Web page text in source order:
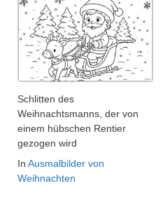
Schlitten des
Weihnachtsmanns, der von
einem hübschen Rentier
gezogen wird
In Ausmalbilder von
Weihnachten